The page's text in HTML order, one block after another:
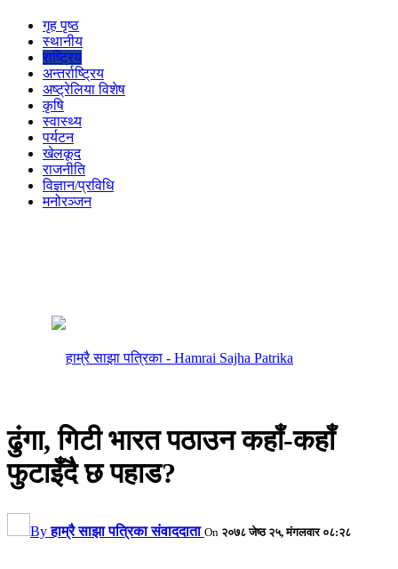
गृह पृष्ठ
स्थानीय
राष्ट्रिय
अन्तर्राष्ट्रिय
अष्ट्रेलिया विशेष
कृषि
स्वास्थ्य
पर्यटन
खेलकूद
राजनीति
विज्ञान/प्रविधि
मनोरञ्जन
ढुंगा, गिटी भारत पठाउन कहाँ-कहाँ
फुटाइँदै छ पहाड?
Byहाम्रै साझा पत्रिका संवाददाता On २०७८ जेष्ठ २५, मंगलवार ०८:२८